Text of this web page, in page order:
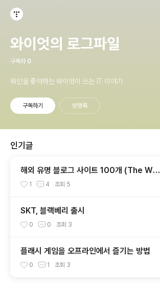
와이엇의 로그파일
구독자 0
와인을 좋아하는 와이엇이 쓰는 IT 이야기
구독하기 방명록
인기글
해외 유명 블로그 사이트 100개 (The Worl
d's Top 100 Blogs & Their Hosts)
1 4 조회 5
SKT, 블랙베리 출시
0 0 조회 3
플래시 게임을 오프라인에서 즐기는 방법
0 1 조회 3